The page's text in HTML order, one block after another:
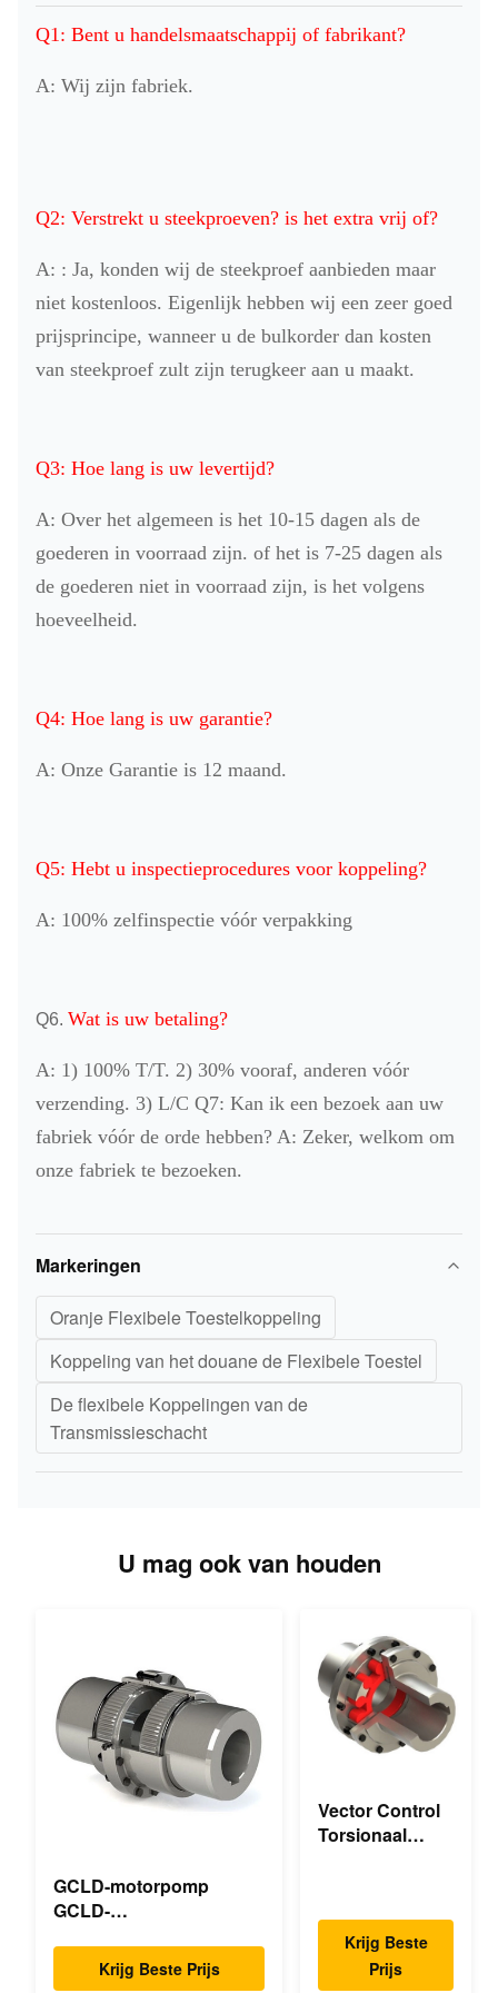
Q1: Bent u handelsmaatschappij of fabrikant?
A: Wij zijn fabriek.
Q2: Verstrekt u steekproeven? is het extra vrij of?
A: : Ja, konden wij de steekproef aanbieden maar
niet kostenloos. Eigenlijk hebben wij een zeer goed
prijsprincipe, wanneer u de bulkorder dan kosten
van steekproef zult zijn terugkeer aan u maakt.
Q3: Hoe lang is uw levertijd?
A: Over het algemeen is het 10-15 dagen als de
goederen in voorraad zijn. of het is 7-25 dagen als
de goederen niet in voorraad zijn, is het volgens
hoeveelheid.
Q4: Hoe lang is uw garantie?
A: Onze Garantie is 12 maand.
Q5: Hebt u inspectieprocedures voor koppeling?
A: 100% zelfinspectie vóór verpakking
Q6. Wat is uw betaling?
A: 1) 100% T/T. 2) 30% vooraf, anderen vóór
verzending. 3) L/C Q7: Kan ik een bezoek aan uw
fabriek vóór de orde hebben? A: Zeker, welkom om
onze fabriek te bezoeken.
Markeringen
Oranje Flexibele Toestelkoppeling
Koppeling van het douane de Flexibele Toestel
De flexibele Koppelingen van de
Transmissieschacht
U mag ook van houden
GCLD-motorpomp
GCLD-
op maat 45 2°C
Compacte voetafdruk
Krijg Beste Prijs
Vector Control
Torsionaal
Flexibel
Mechanisch
Krijg Beste
Prijs